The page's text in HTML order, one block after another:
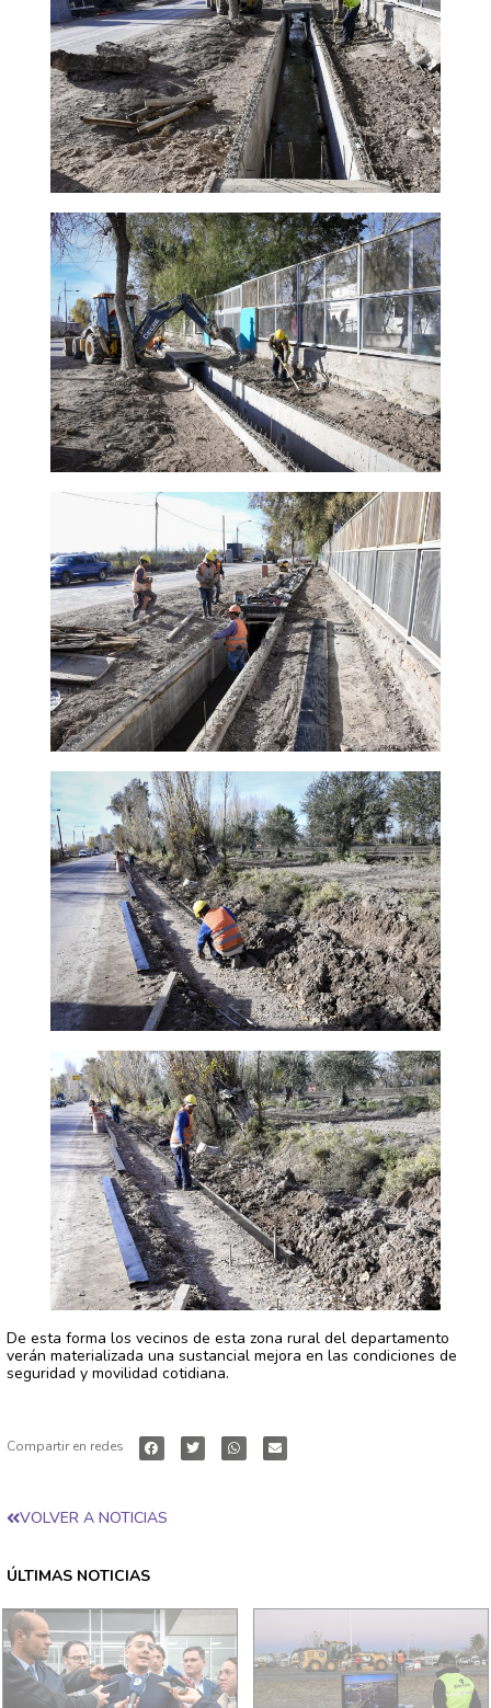
De esta forma los vecinos de esta zona rural del departamento
verán materializada una sustancial mejora en las condiciones de
seguridad y movilidad cotidiana.
Compartir en redes
VOLVER A NOTICIAS
ÚLTIMAS NOTICIAS